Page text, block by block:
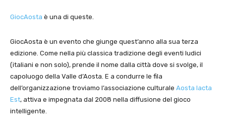
GiocAosta è una di queste.
GiocAosta è un evento che giunge quest’anno alla sua terza
edizione. Come nella più classica tradizione degli eventi ludici
(italiani e non solo), prende il nome dalla città dove si svolge, il
capoluogo della Valle d’Aosta. E a condurre le fila
dell’organizzazione troviamo l’associazione culturale Aosta Iacta
Est, attiva e impegnata dal 2008 nella diffusione del gioco
intelligente.